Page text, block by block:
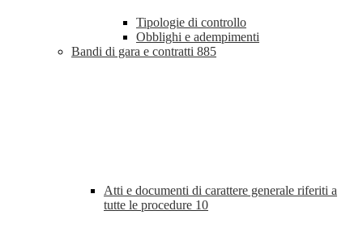
Tipologie di controllo
Obblighi e adempimenti
Bandi di gara e contratti 885
Atti e documenti di carattere generale riferiti a
tutte le procedure 10